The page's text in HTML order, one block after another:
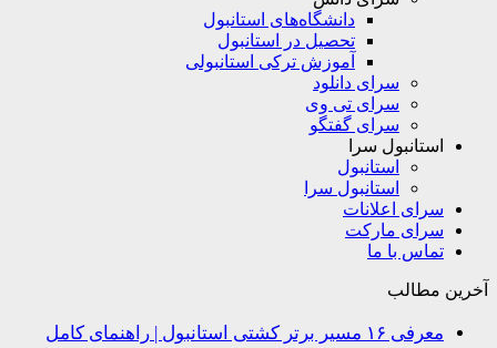
دانشگاه‌های استانبول
تحصیل در استانبول
آموزش ترکی استانبولی
سرای دانلود
سرای تی وی
سرای گفتگو
استانبول سرا
استانبول
استانبول سرا
سرای اعلانات
سرای مارکت
تماس با ما
مطالب
معرفی ۱۶ مسیر برتر کشتی استانبول | راهنمای کامل